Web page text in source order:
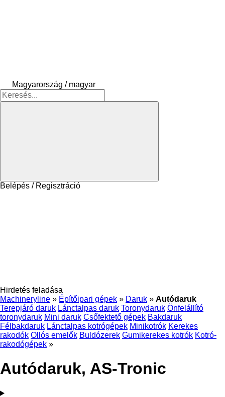
Magyarország / magyar
Belépés / Regisztráció
Hirdetés feladása
Machineryline » Építőipari gépek » Daruk » Autódaruk
Terepjáró daruk Lánctalpas daruk Toronydaruk Önfelállító
toronydaruk Mini daruk Csőfektető gépek Bakdaruk
Félbakdaruk Lánctalpas kotrógépek Minikotrók Kerekes
rakodók Ollós emelők Buldózerek Gumikerekes kotrók Kotró-
rakodógépek »
Autódaruk, AS-Tronic